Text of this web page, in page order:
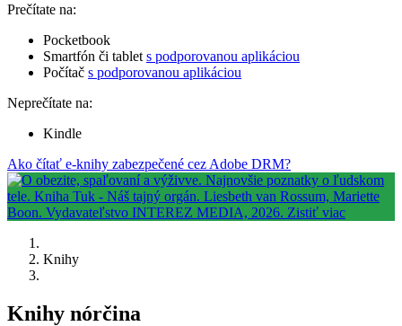
Prečítate na:
Pocketbook
Smartfón či tablet s podporovanou aplikáciou
Počítač s podporovanou aplikáciou
Neprečítate na:
Kindle
Ako čítať e-knihy zabezpečené cez Adobe DRM?
Knihy
Knihy nórčina